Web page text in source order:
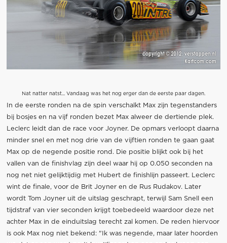
Nat natter natst... Vandaag was het nog erger dan de eerste paar dagen.
In de eerste ronden na de spin verschalkt Max zijn tegenstanders
bij bosjes en na vijf ronden bezet Max alweer de dertiende plek.
Leclerc leidt dan de race voor Joyner. De opmars verloopt daarna
minder snel en met nog drie van de vijftien ronden te gaan gaat
Max op de negende positie rond. Die positie blijkt ook bij het
vallen van de finishvlag zijn deel waar hij op 0.050 seconden na
nog net niet gelijktijdig met Hubert de finishlijn passeert. Leclerc
wint de finale, voor de Brit Joyner en de Rus Rudakov. Later
wordt Tom Joyner uit de uitslag geschrapt, terwijl Sam Snell een
tijdstraf van vier seconden krijgt toebedeeld waardoor deze net
achter Max in de einduitslag terecht zal komen. De reden hiervoor
is ook Max nog niet bekend: "Ik was negende, maar later hoorden